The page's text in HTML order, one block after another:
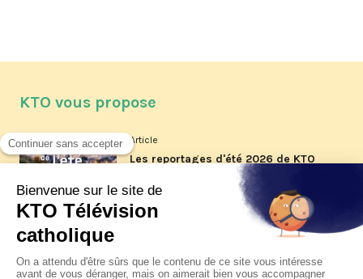
KTO vous propose
Article
Les reportages d'été 2026 de KTO
Article
La visite pastorale du pape Léon
jeudi 6 août